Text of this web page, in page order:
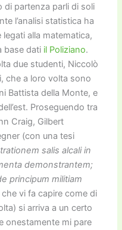
di partenza parli di soli
l’analisi statistica ha
alla matematica,
base dati il Poliziano.
due studenti, Niccolò
che a loro volta sono
Battista della Monte, e
Proseguendo tra
Craig, Gilbert
(con una tesi
salis alcali in
demonstrantem;
principum militiam
che vi fa capire come di
si arriva a un certo
onestamente mi pare